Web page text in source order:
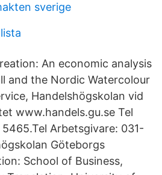
sverige
An economic analysis
and the Nordic Watercolour
Handelshögskolan vid
www.handels.gu.se Tel
Arbetsgivare: 031-
Göteborgs
School of Business,